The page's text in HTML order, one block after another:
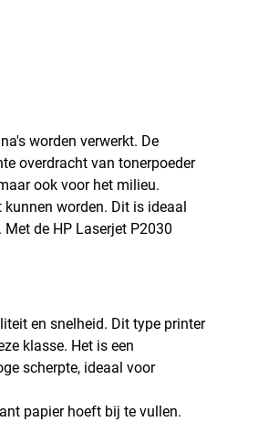
worden verwerkt. De
overdracht van tonerpoeder
ook voor het milieu.
worden. Dit is ideaal
de HP Laserjet P2030
en snelheid. Dit type printer
klasse. Het is een
scherpte, ideaal voor
papier hoeft bij te vullen.